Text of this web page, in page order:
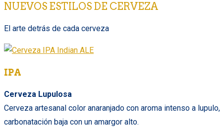
NUEVOS ESTILOS DE CERVEZA
El arte detrás de cada cerveza
IPA
Cerveza Lupulosa
Cerveza artesanal color anaranjado con aroma intenso a
carbonatación baja con un amargor alto.